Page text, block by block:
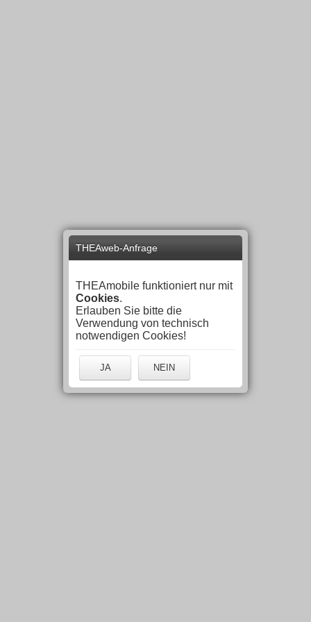
THEAweb-Anfrage
THEAmobile funktioniert nur mit
Cookies.
Erlauben Sie bitte die
Verwendung von technisch
notwendigen Cookies!
JA NEIN